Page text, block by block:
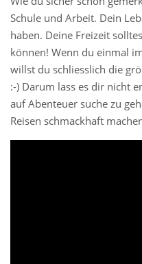
Schule und Arbeit. Dein
haben. Deine Freizeit
können! Wenn du einmal
willst du schliesslich die
:-) Darum lass es dir nicht
auf Abenteuer suche zu
Reisen schmackhaft